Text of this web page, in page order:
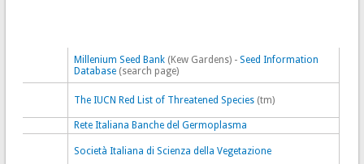
Millenium Seed Bank(Kew Gardens) - Seed Information
Database(search page)
The IUCN Red List of Threatened Species(tm)
Rete Italiana Banche del Germoplasma
Società Italiana di Scienza della Vegetazione